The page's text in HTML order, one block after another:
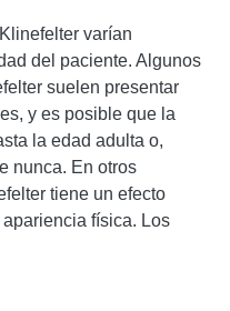
varían
del paciente. Algunos
suelen presentar
y es posible que la
la edad adulta o,
nunca. En otros
tiene un efecto
física. Los